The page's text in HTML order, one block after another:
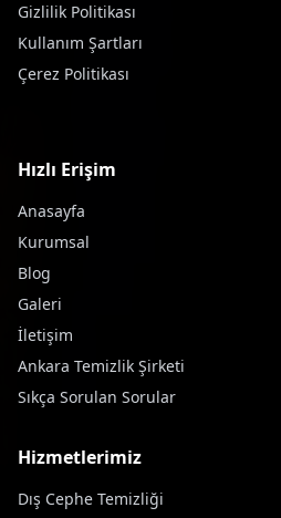
Gizlilik Politikası
Kullanım Şartları
Çerez Politikası
Hızlı Erişim
Anasayfa
Kurumsal
Blog
Galeri
İletişim
Ankara Temizlik Şirketi
Sıkça Sorulan Sorular
Hizmetlerimiz
Dış Cephe Temizliği